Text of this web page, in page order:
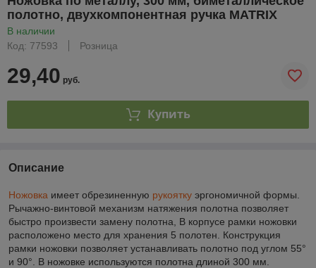
полотно, двухкомпонентная ручка MATRIX
В наличии
Код: 77593
Розница
29,40 руб.
Купить
Описание
Ножовка имеет обрезиненную рукоятку эргономичной формы.
Рычажно-винтовой механизм натяжения полотна позволяет
быстро произвести замену полотна, В корпусе рамки ножовки
расположено место для хранения 5 полотен. Конструкция
рамки ножовки позволяет устанавливать полотно под углом 55°
и 90°. В ножовке используются полотна длиной 300 мм.